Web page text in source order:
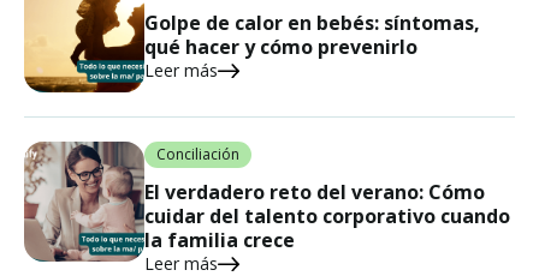
Golpe de calor en bebés: síntomas,
qué hacer y cómo prevenirlo
Leer más
Conciliación
El verdadero reto del verano: Cómo
cuidar del talento corporativo cuando
la familia crece
Leer más